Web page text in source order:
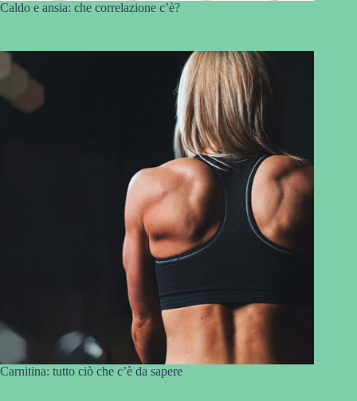
Caldo e ansia: che correlazione c’è?
Carnitina: tutto ciò che c’è da sapere